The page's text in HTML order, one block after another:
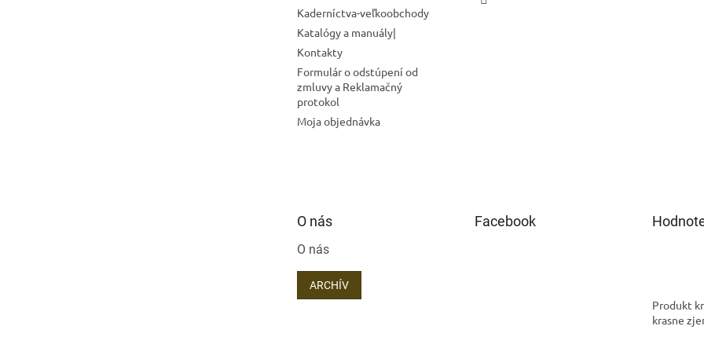
Kaderníctva-veľkoobchody
Katalógy a manuály|
Kontakty
Formulár o odstúpení od
zmluvy a Reklamačný
protokol
Moja objednávka
O nás
O nás
ARCHÍV
Facebook
Produkt
krasne